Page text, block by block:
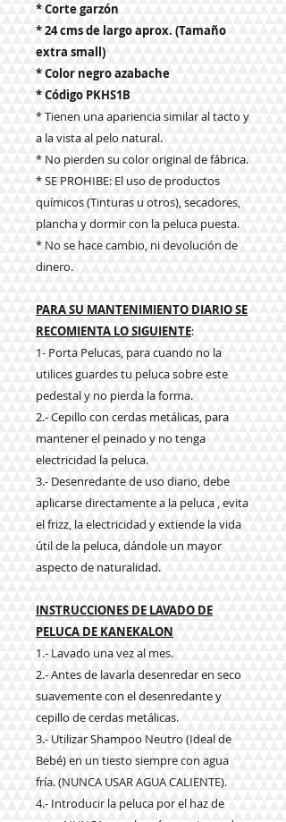
* Corte garzón
* 24 cms de largo aprox. (Tamaño
extra small)
* Color negro azabache
* Código PKHS1B
* Tienen una apariencia similar al tacto y
a la vista al pelo natural.
* No pierden su color original de fábrica.
* SE PROHIBE: El uso de productos
químicos (Tinturas u otros), secadores,
plancha y dormir con la peluca puesta.
* No se hace cambio, ni devolución de
dinero.
PARA SU MANTENIMIENTO DIARIO SE
RECOMIENTA LO SIGUIENTE:
1- Porta Pelucas, para cuando no la
utilices guardes tu peluca sobre este
pedestal y no pierda la forma.
2.- Cepillo con cerdas metálicas, para
mantener el peinado y no tenga
electricidad la peluca.
3.- Desenredante de uso diario, debe
aplicarse directamente a la peluca , evita
el frizz, la electricidad y extiende la vida
útil de la peluca, dándole un mayor
aspecto de naturalidad.
INSTRUCCIONES DE LAVADO DE
PELUCA DE KANEKALON
1.- Lavado una vez al mes.
2.- Antes de lavarla desenredar en seco
suavemente con el desenredante y
cepillo de cerdas metálicas.
3.- Utilizar Shampoo Neutro (Ideal de
Bebé) en un tiesto siempre con agua
fría. (NUNCA USAR AGUA CALIENTE).
4.- Introducir la peluca por el haz de